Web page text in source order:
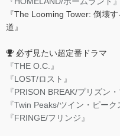
『The Looming Tower: 倒壊
道』
必ず見たい超定番ドラマ
『THE O.C.』
『LOST/ロスト』
『PRISON BREAK/プリズン・
『Twin Peaks/ツイン・ピーク
『FRINGE/フリンジ』